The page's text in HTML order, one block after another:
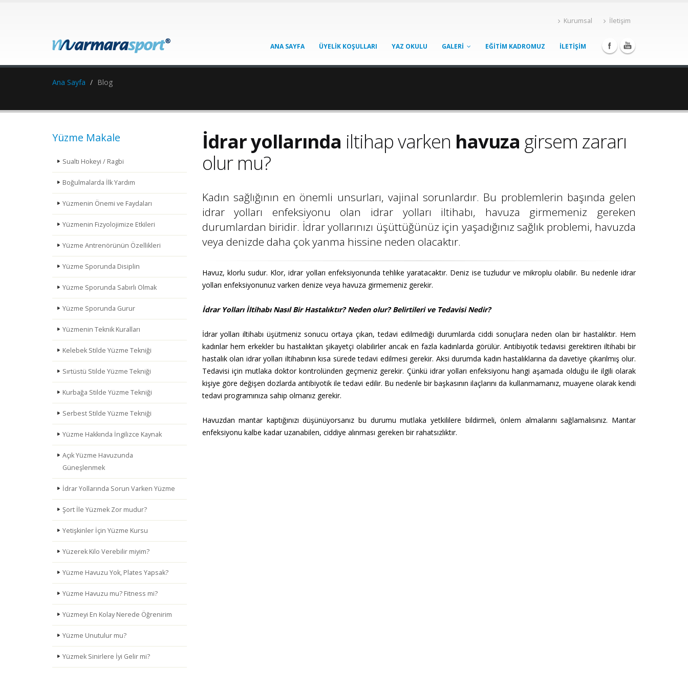
Kurumsal İletişim
ANA SAYFA ÜYELİK KOŞULLARI YAZ OKULU GALERİ EĞİTİM KADROMUZ İLETİŞİM
Ana Sayfa Blog
Yüzme Makale
Sualtı Hokeyi / Ragbi
Boğulmalarda İlk Yardım
Yüzmenin Önemi ve Faydaları
Yüzmenin Fizyolojimize Etkileri
Yüzme Antrenörünün Özellikleri
Yüzme Sporunda Disiplin
Yüzme Sporunda Sabırlı Olmak
Yüzme Sporunda Gurur
Yüzmenin Teknik Kuralları
Kelebek Stilde Yüzme Tekniği
Sırtüstü Stilde Yüzme Tekniği
Kurbağa Stilde Yüzme Tekniği
Serbest Stilde Yüzme Tekniği
Yüzme Hakkında İngilizce Kaynak
Açık Yüzme Havuzunda
Güneşlenmek
İdrar Yollarında Sorun Varken Yüzme
Şort İle Yüzmek Zor mudur?
Yetişkinler İçin Yüzme Kursu
Yüzerek Kilo Verebilir miyim?
Yüzme Havuzu Yok, Plates Yapsak?
Yüzme Havuzu mu? Fitness mi?
Yüzmeyi En Kolay Nerede Öğrenirim
Yüzme Unutulur mu?
Yüzmek Sinirlere İyi Gelir mi?
İdrar yollarında iltihap varken havuza girsem zararı
olur mu?
Kadın sağlığının en önemli unsurları, vajinal sorunlardır. Bu problemlerin başında gelen
idrar yolları enfeksiyonu olan idrar yolları iltihabı, havuza girmemeniz gereken
durumlardan biridir. İdrar yollarınızı üşüttüğünüz için yaşadığınız sağlık problemi, havuzda
veya denizde daha çok yanma hissine neden olacaktır.
Havuz, klorlu sudur. Klor, idrar yolları enfeksiyonunda tehlike yaratacaktır. Deniz ise tuzludur ve mikroplu olabilir. Bu nedenle idrar
yolları enfeksiyonunuz varken denize veya havuza girmemeniz gerekir.
İdrar Yolları İltihabı Nasıl Bir Hastalıktır? Neden olur? Belirtileri ve Tedavisi Nedir?
İdrar yolları iltihabı üşütmeniz sonucu ortaya çıkan, tedavi edilmediği durumlarda ciddi sonuçlara neden olan bir hastalıktır. Hem
kadınlar hem erkekler bu hastalıktan şikayetçi olabilirler ancak en fazla kadınlarda görülür. Antibiyotik tedavisi gerektiren iltihabi bir
hastalık olan idrar yolları iltihabının kısa sürede tedavi edilmesi gerekir. Aksi durumda kadın hastalıklarına da davetiye çıkarılmış olur.
Tedavisi için mutlaka doktor kontrolünden geçmeniz gerekir. Çünkü idrar yolları enfeksiyonu hangi aşamada olduğu ile ilgili olarak
kişiye göre değişen dozlarda antibiyotik ile tedavi edilir. Bu nedenle bir başkasının ilaçlarını da kullanmamanız, muayene olarak kendi
tedavi programınıza sahip olmanız gerekir.
Havuzdan mantar kaptığınızı düşünüyorsanız bu durumu mutlaka yetkililere bildirmeli, önlem almalarını sağlamalısınız. Mantar
enfeksiyonu kalbe kadar uzanabilen, ciddiye alınması gereken bir rahatsızlıktır.